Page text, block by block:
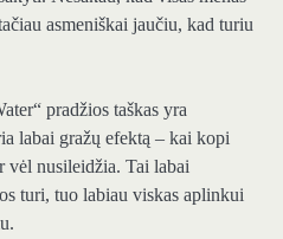
asmeniškai jaučiu, kad turiu
pradžios taškas yra
labai gražų efektą – kai kopi
vėl nusileidžia. Tai labai
turi, tuo labiau viskas aplinkui